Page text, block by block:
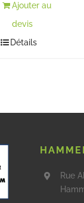
Ajouter au
devis
Détails
Rue